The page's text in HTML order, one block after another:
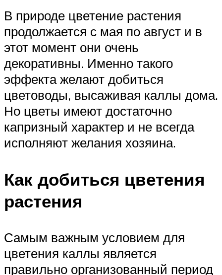
В природе цветение растения
продолжается с мая по август и в
этот момент они очень
декоративны. Именно такого
эффекта желают добиться
цветоводы, высаживая каллы дома.
Но цветы имеют достаточно
капризный характер и не всегда
исполняют желания хозяина.
Как добиться цветения
растения
Самым важным условием для
цветения каллы является
правильно организованный период